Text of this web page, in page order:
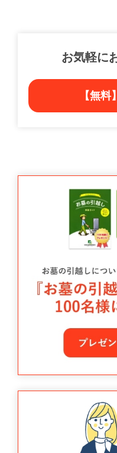
お気軽に
【無